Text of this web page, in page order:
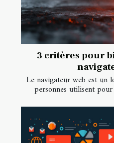
3 critères pour
Le navigateur web est un
personnes utilisent